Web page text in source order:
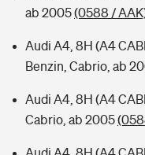
ab 2005(0588 /
Audi A4, 8H (A4
Benzin, Cabrio, ab
Audi A4, 8H (A4
Cabrio, ab 2005